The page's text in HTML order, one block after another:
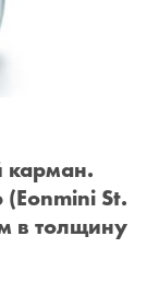
карман.
St.
в толщину